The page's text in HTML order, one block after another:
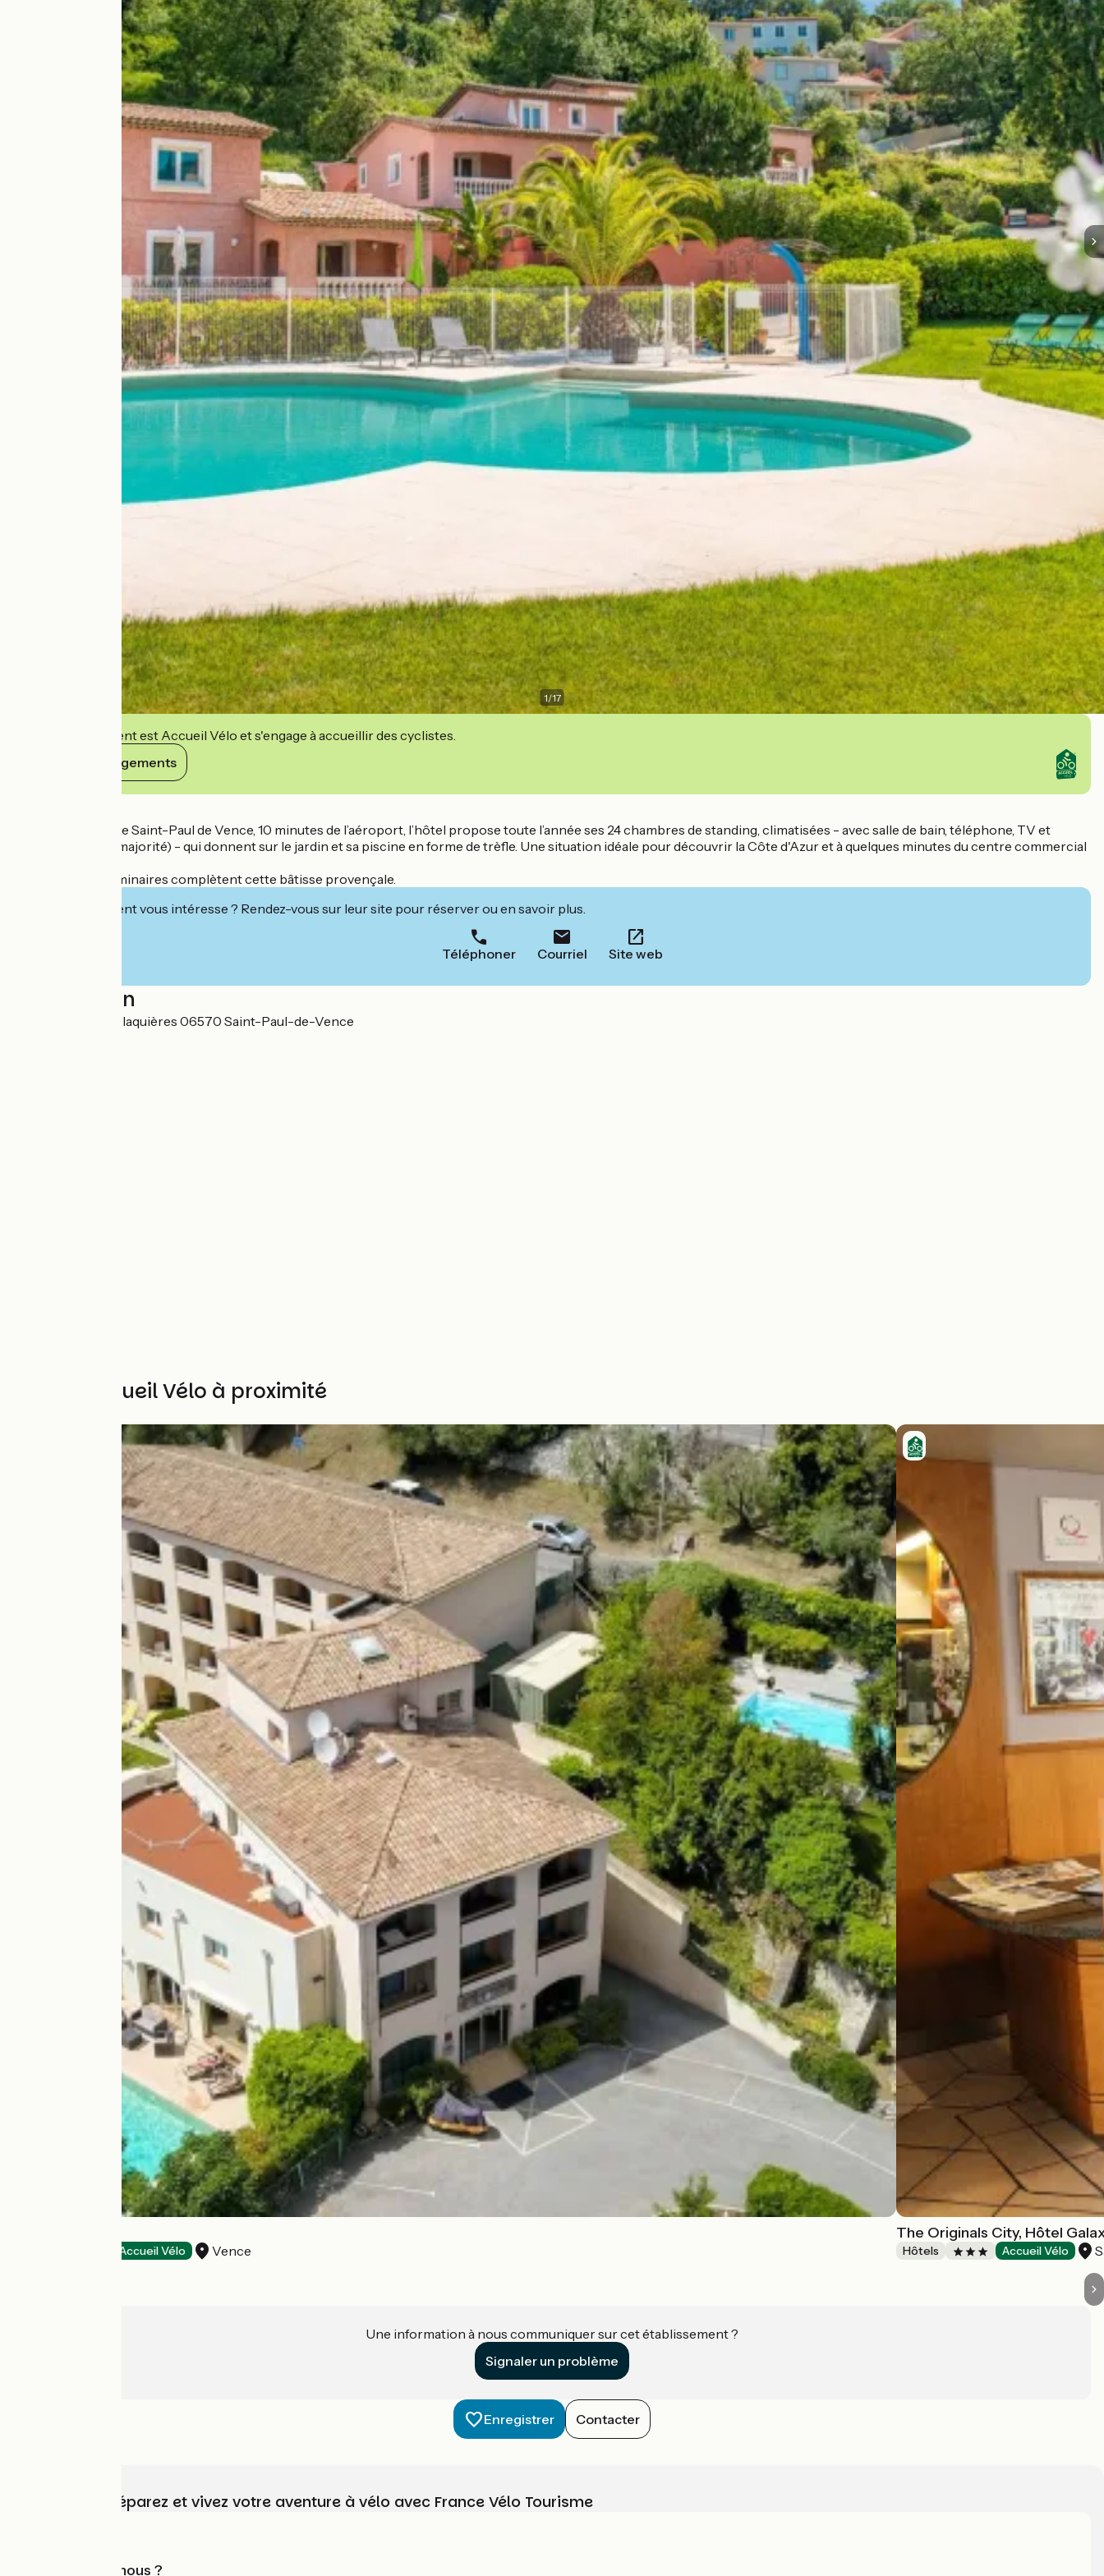
1/17
Cet établissement est Accueil Vélo et s'engage à accueillir des cyclistes.
Voir ses engagements
A 3 km du village de Saint-Paul de Vence, 10 minutes de l’aéroport, l’hôtel propose toute l’année ses 24 chambres de standing, climatisées - avec salle de bain, téléphone, TV et
terrasse (pour la majorité) - qui donnent sur le jardin et sa piscine en forme de trèfle. Une situation idéale pour découvrir la Côte d'Azur et à quelques minutes du centre commercial
Deux salles de séminaires complètent cette bâtisse provençale.
Cet établissement vous intéresse ? Rendez-vous sur leur site pour réserver ou en savoir plus.
Téléphoner Courriel Site web
Localisation
880 chemin des Blaquières 06570 Saint-Paul-de-Vence
Autres Accueil Vélo à proximité
Accueil Vélo Vence
The Originals City, Hôtel
Hôtels Accueil Vélo
Une information à nous communiquer sur cet établissement ?
Signaler un problème
Enregistrer Contacter
Choisissez, préparez et vivez votre aventure à vélo avec France Vélo Tourisme
Qui sommes-nous ?